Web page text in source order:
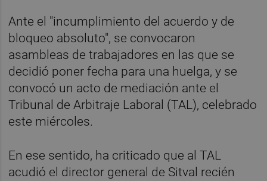
Ante el "incumplimiento del acuerdo y de
bloqueo absoluto", se convocaron
asambleas de trabajadores en las que se
decidió poner fecha para una huelga, y se
convocó un acto de mediación ante el
Tribunal de Arbitraje Laboral (TAL), celebrado
este miércoles.
En ese sentido, ha criticado que al TAL
acudió el director general de Sitval recién